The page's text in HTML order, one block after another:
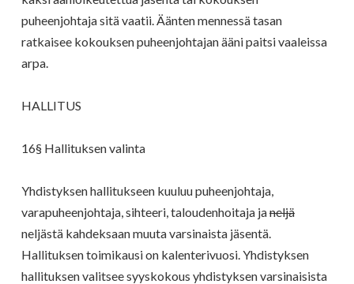
puheenjohtaja sitä vaatii. Äänten mennessä tasan
ratkaisee kokouksen puheenjohtajan ääni paitsi vaaleissa
arpa.
HALLITUS
16§ Hallituksen valinta
Yhdistyksen hallitukseen kuuluu puheenjohtaja,
varapuheenjohtaja, sihteeri, taloudenhoitaja janeljä
neljästä kahdeksaan muuta varsinaista jäsentä.
Hallituksen toimikausi on kalenterivuosi. Yhdistyksen
hallituksen valitsee syyskokous yhdistyksen varsinaisista